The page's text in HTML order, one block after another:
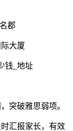
郡
大厦
突破雅思弱项。
汇报家长，有效